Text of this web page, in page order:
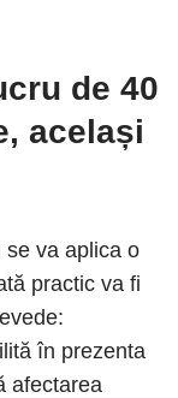
de 40
același
se va aplica o
practic va fi
în prezenta
afectarea